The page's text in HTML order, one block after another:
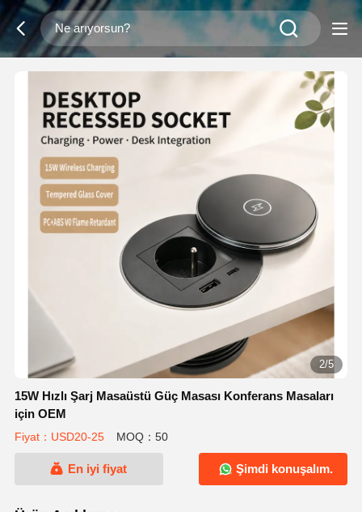
2/5
15W Hızlı Şarj Masaüstü Güç Masası Konferans Masaları
için OEM
Fiyat：USD20-25 MOQ：50
En iyi fiyat Şimdi konuşalım.